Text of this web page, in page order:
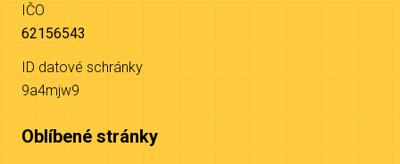
IČO
62156543
ID datové schránky
9a4mjw9
Oblíbené stránky